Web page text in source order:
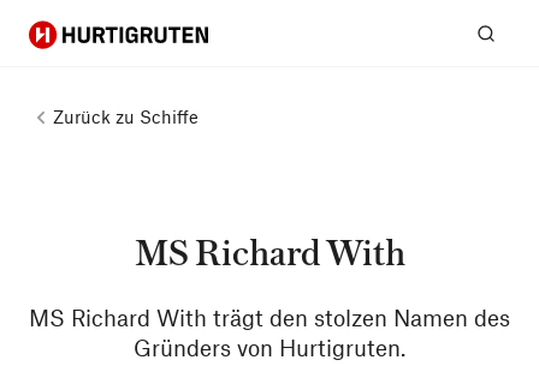
Hurtigruten
Zurück zu Schiffe
MS Richard With
MS Richard With trägt den stolzen Namen des
Gründers von Hurtigruten.